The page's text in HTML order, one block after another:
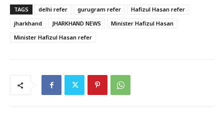
TAGS delhi refer gurugram refer
Hafizul Hasan refer
jharkhand
JHARKHAND NEWS
Minister Hafizul Hasan
Minister Hafizul Hasan refer